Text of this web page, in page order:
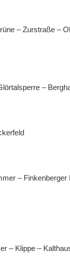
– Zurstraße –
–
–
– Klippe –